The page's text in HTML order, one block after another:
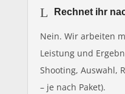
L Rechnet ihr
Nein. Wir arbeiten
Leistung und
Shooting, Auswahl,
– je nach Paket).